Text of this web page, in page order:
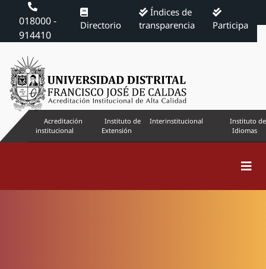
018000 -
914410
Directorio
Índices de
transparencia
Participa
Acreditación
institucional
Instituto de
Extensión
Interinstitucional
Instituto de
Idiomas